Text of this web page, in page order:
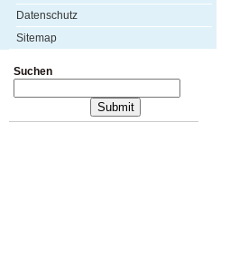
Datenschutz
Sitemap
Suchen